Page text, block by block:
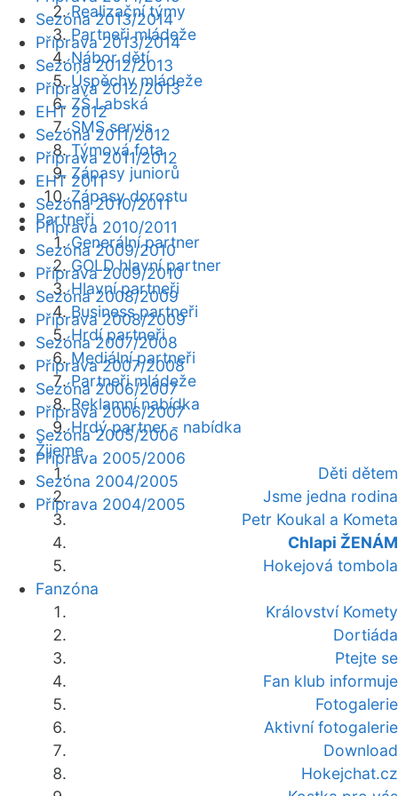
Realizační týmy
Partneři mládeže
Nábor dětí
Úspěchy mládeže
ZŠ Labská
SMS servis
Týmová fota
Zápasy juniorů
Zápasy dorostu
Partneři
Generální partner
GOLD hlavní partner
Hlavní partneři
Business partneři
Hrdí partneři
Mediální partneři
Partneři mládeže
Reklamní nabídka
Hrdý partner - nabídka
Žijeme
Děti dětem
Jsme jedna rodina
Petr Koukal a Kometa
Chlapi ŽENÁM
Hokejová tombola
Fanzóna
Království Komety
Dortiáda
Ptejte se
Fan klub informuje
Fotogalerie
Aktivní fotogalerie
Download
Hokejchat.cz
Sezóna 2013/2014
Příprava 2013/2014
Sezóna 2012/2013
Příprava 2012/2013
EHT 2012
Sezóna 2011/2012
Příprava 2011/2012
EHT 2011
Sezóna 2010/2011
Příprava 2010/2011
Sezóna 2009/2010
Příprava 2009/2010
Sezóna 2008/2009
Příprava 2008/2009
Sezóna 2007/2008
Příprava 2007/2008
Sezóna 2006/2007
Příprava 2006/2007
Sezóna 2005/2006
Příprava 2005/2006
Sezóna 2004/2005
Příprava 2004/2005